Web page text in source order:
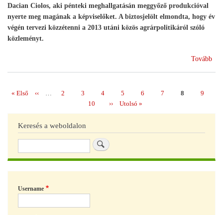
Dacian Ciolos, aki pénteki meghallgatásán meggyőző produkcióval
nyerte meg magának a képviselőket. A biztosjelölt elmondta, hogy év
végén tervezi közzétenni a 2013 utáni közös agrárpolitikáról szóló
közleményt.
Tovább
Első
« Első
Előző
‹‹ Page
2 Page
3 Page
4 Page
5 Page
6 Page
7 Page
8 Page
9
Page
10
Következő
oldal
››
Utolsó
oldal
Utolsó »
Keresés a weboldalon
Keresés
Username